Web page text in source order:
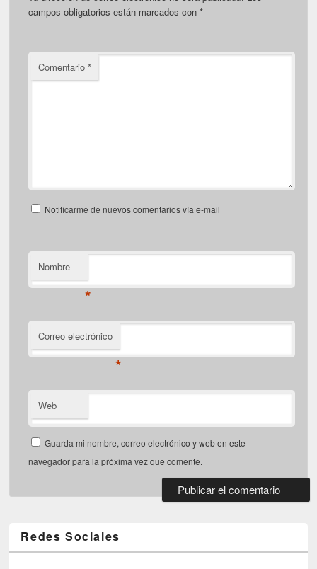
campos obligatorios están marcados con*
Comentario*
Notificarme de nuevos comentarios vía e-mail
Nombre
*
Correo electrónico
*
Web
Guarda mi nombre, correo electrónico y web en este
navegador para la próxima vez que comente.
Redes Sociales